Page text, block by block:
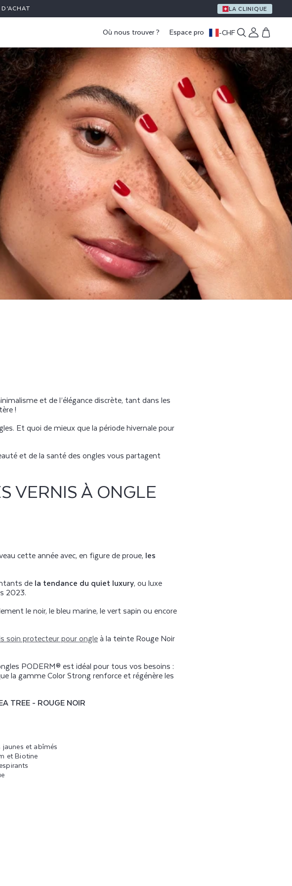
LA CLINIQUE
Où nous trouver ? Espace pro -CHF Connexion
Panier
et de l’élégance discrète, tant dans les
!
Et quoi de mieux que la période hivernale pour
et de la santé des ongles vous partagent
VERNIS À ONGLE
cette année avec, en figure de proue, les
de la tendance du quiet luxury, ou luxe
2023.
le noir, le bleu marine, le vert sapin ou encore
soin protecteur pour ongleà la teinte Rouge Noir
PODERM® est idéal pour tous vos besoins :
la gamme Color Strong renforce et régénère les
TREE - ROUGE NOIR
et abîmés
et Biotine